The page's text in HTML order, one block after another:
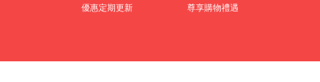
優惠定期更新 尊享購物禮遇